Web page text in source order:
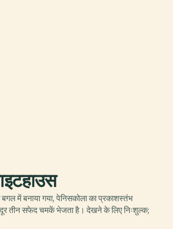
में बनाया गया, पेनिसकोला का प्रकाशस्तंभ
दूर तीन सफेद चमकें भेजता है। देखने के लिए निःशुल्क;